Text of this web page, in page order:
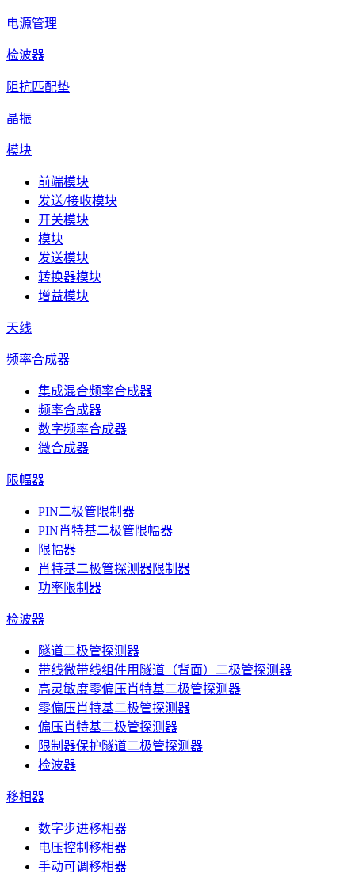
电源管理
检波器
阻抗匹配垫
晶振
模块
前端模块
发送/接收模块
开关模块
模块
发送模块
转换器模块
增益模块
天线
频率合成器
集成混合频率合成器
频率合成器
数字频率合成器
微合成器
限幅器
PIN二极管限制器
PIN肖特基二极管限幅器
限幅器
肖特基二极管探测器限制器
功率限制器
检波器
隧道二极管探测器
带线微带线组件用隧道（背面）二极管探测器
高灵敏度零偏压肖特基二极管探测器
零偏压肖特基二极管探测器
偏压肖特基二极管探测器
限制器保护隧道二极管探测器
检波器
移相器
数字步进移相器
电压控制移相器
手动可调移相器